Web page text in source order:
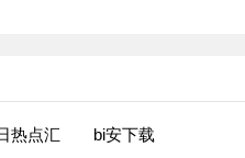
热点汇 bi安下载